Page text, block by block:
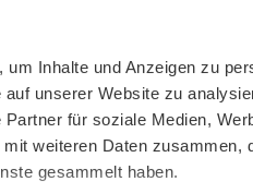
um Inhalte und Anzeigen zu
unserer Website zu
für soziale Medien,
weiteren Daten zusammen,
gesammelt haben.